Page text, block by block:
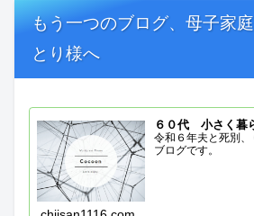
もう一つのブログ、母子家
とり様へ
６０代 小さく暮
令和６年夫と死別
ブログです。